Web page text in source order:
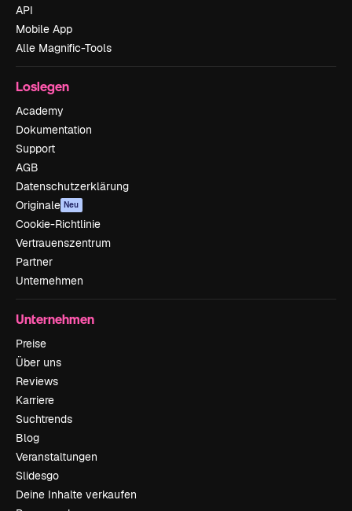
API
Mobile App
Alle Magnific-Tools
Loslegen
Academy
Dokumentation
Support
AGB
Datenschutzerklärung
Originale Neu
Cookie-Richtlinie
Vertrauenszentrum
Partner
Unternehmen
Unternehmen
Preise
Über uns
Reviews
Karriere
Suchtrends
Blog
Veranstaltungen
Slidesgo
Deine Inhalte verkaufen